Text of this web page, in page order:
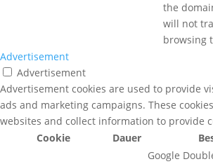
the
will not
browsing
Advertisement
Advertisement
Advertisement cookies are used to provide
ads and marketing campaigns. These
websites and collect information to provide
Cookie
Dauer
Google